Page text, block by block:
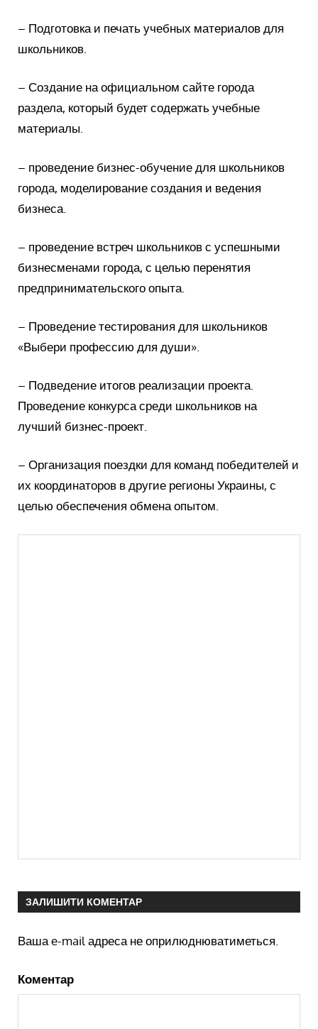
– Подготовка и печать учебных материалов для
школьников.
– Создание на официальном сайте города
раздела, который будет содержать учебные
материалы.
– проведение бизнес-обучение для школьников
города, моделирование создания и ведения
бизнеса.
– проведение встреч школьников с успешными
бизнесменами города, с целью перенятия
предпринимательского опыта.
– Проведение тестирования для школьников
«Выбери профессию для души».
– Подведение итогов реализации проекта.
Проведение конкурса среди школьников на
лучший бизнес-проект.
– Организация поездки для команд победителей и
их координаторов в другие регионы Украины, с
целью обеспечения обмена опытом.
ЗАЛИШИТИ КОМЕНТАР
Ваша e-mail адреса не оприлюднюватиметься.
Коментар